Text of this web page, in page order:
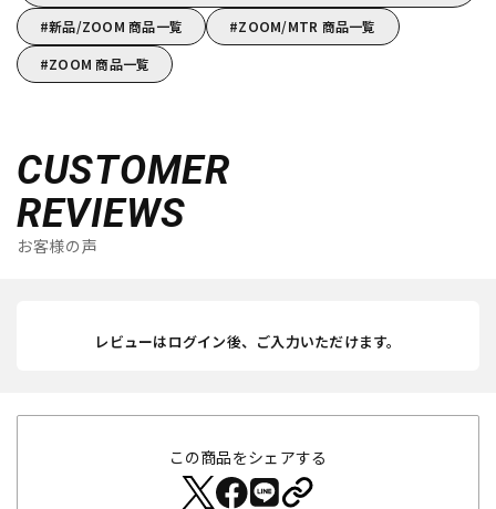
新品/ZOOM 商品一覧
ZOOM/MTR 商品一覧
ZOOM 商品一覧
CUSTOMER
REVIEWS
お客様の声
レビューはログイン後、ご入力いただけます。
この商品をシェアする